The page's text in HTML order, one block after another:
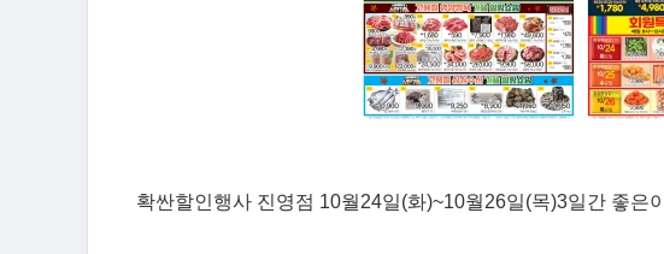
확싼할인행사 진영점 10월24일(화)~10월26일(목)3일간 좋은